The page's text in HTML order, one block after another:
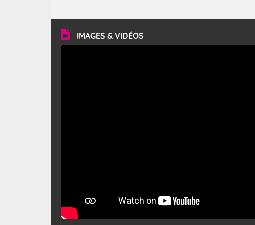
vitesse moyenne de 50 km/h et atteindre 80 à 100 km/h
en rafales, parfois davantage. Il parcourt la basse vallée
du Rhône et la Provence et envahit le littoral
méditerranéen à partir de la Camargue.
IMAGES & VIDÉOS